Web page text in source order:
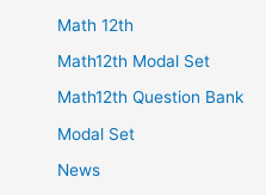
Math 12th
Math12th Modal Set
Math12th Question Bank
Modal Set
News